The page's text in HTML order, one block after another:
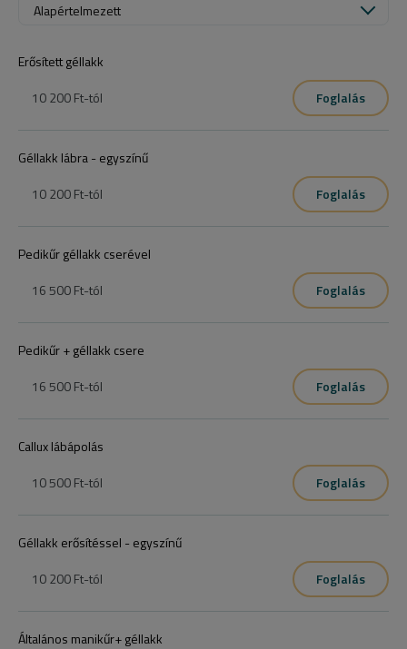
Alapértelmezett
Erősített géllakk
10 200 Ft-tól Foglalás
Géllakk lábra - egyszínű
10 200 Ft-tól Foglalás
Pedikűr géllakk cserével
16 500 Ft-tól Foglalás
Pedikűr + géllakk csere
16 500 Ft-tól Foglalás
Callux lábápolás
10 500 Ft-tól Foglalás
Géllakk erősítéssel - egyszínű
10 200 Ft-tól Foglalás
Általános manikűr+ géllakk